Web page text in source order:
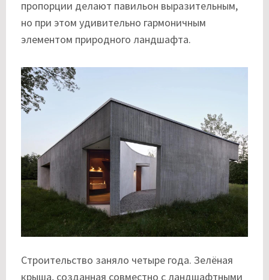
пропорции делают павильон выразительным,
но при этом удивительно гармоничным
элементом природного ландшафта.
Строительство заняло четыре года. Зелёная
крыша, созданная совместно с ландшафтными